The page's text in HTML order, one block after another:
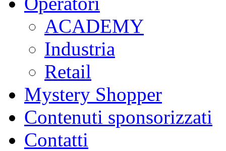
ACADEMY
Industria
Retail
Mystery Shopper
Contenuti sponsorizzati
Contatti